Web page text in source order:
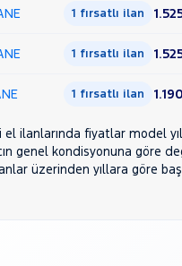
1 fırsatlı ilan
1 fırsatlı ilan
1 fırsatlı ilan
el ilanlarında fiyatlar model
genel kondisyonuna göre
üzerinden yıllara göre